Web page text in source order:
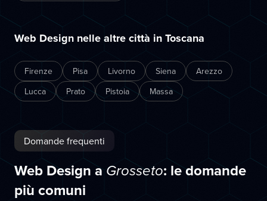
Web Design nelle altre città in Toscana
Firenze Pisa Livorno Siena
Arezzo
Lucca
Prato Pistoia Massa
Domande frequenti
Web Design a Grosseto: le domande
più comuni